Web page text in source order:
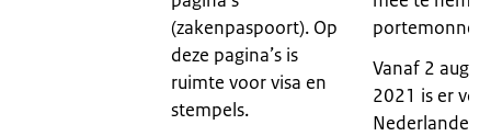
(zakenpaspoort). Op
deze pagina’s is
ruimte voor visa en
stempels.
portemonnee.
Vanaf 2
2021 is er
Nederlanders